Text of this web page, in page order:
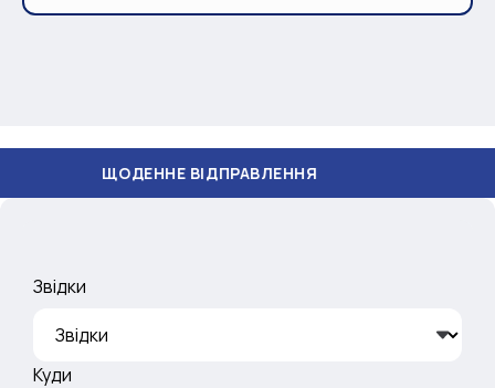
ВІДПРАВЛЕННЯ
Звідки
Куди